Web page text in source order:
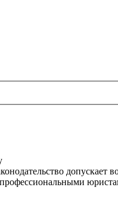
допускает